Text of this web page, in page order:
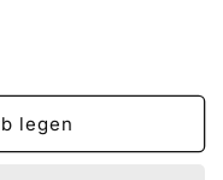
legen